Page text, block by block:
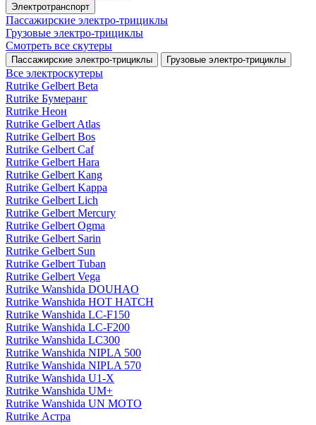
Электротранспорт
Пассажирские электро‑трициклы
Грузовые электро‑трициклы
Смотреть все скутеры
Пассажирские электро‑трициклы Грузовые электро‑трициклы
Все электро­скутеры
Rutrike Gelbert Beta
Rutrike Бумеранг
Rutrike Неон
Rutrike Gelbert Atlas
Rutrike Gelbert Bos
Rutrike Gelbert Caf
Rutrike Gelbert Hara
Rutrike Gelbert Kang
Rutrike Gelbert Kappa
Rutrike Gelbert Lich
Rutrike Gelbert Mercury
Rutrike Gelbert Ogma
Rutrike Gelbert Sarin
Rutrike Gelbert Sun
Rutrike Gelbert Tuban
Rutrike Gelbert Vega
Rutrike Wanshida DOUHAO
Rutrike Wanshida HOT HATCH
Rutrike Wanshida LC-F150
Rutrike Wanshida LC-F200
Rutrike Wanshida LC300
Rutrike Wanshida NIPLA 500
Rutrike Wanshida NIPLA 570
Rutrike Wanshida U1-X
Rutrike Wanshida UM+
Rutrike Wanshida UN MOTO
Rutrike Астра